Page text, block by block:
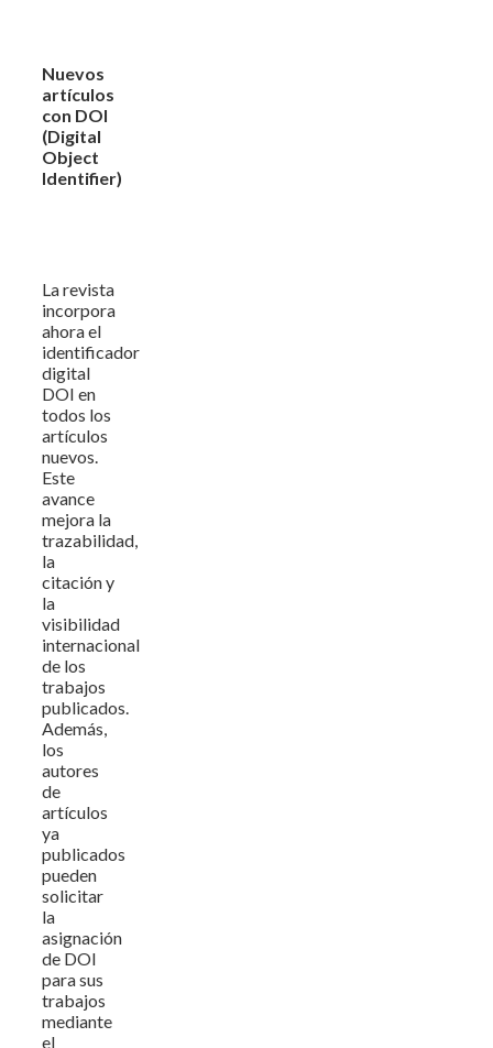
Nuevos
artículos
con DOI
(Digital
Object
Identifier)
La revista
incorpora
ahora el
identificador
digital
DOI en
todos los
artículos
nuevos.
Este
avance
mejora la
trazabilidad,
la
citación y
la
visibilidad
internacional
de los
trabajos
publicados.
Además,
los
autores
de
artículos
ya
publicados
pueden
solicitar
la
asignación
de DOI
para sus
trabajos
mediante
el